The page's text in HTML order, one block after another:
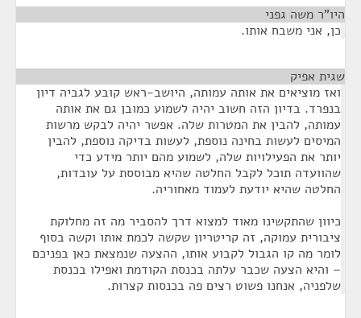
היו"ר משה גפני
כן, אני משבח אותו.
שגית אפיק
ואז מוציאים את אותה עמותה, היושב-ראש קובע לגביה דיון
בנפרד. בדיון הזה חשוב יהיה לשמוע כמובן גם את אותה
עמותה, להבין את המטרות שלה. אפשר יהיה לבקש מרשות
המיסים לעשות בחינה נוספת, לעשות בדיקה נוספת, להבין
יותר את הפעילויות שלה, לשמוע מהם יותר מידע כדי
שהוועדה תוכל לקבל החלטה שהיא מבוססת על עובדות,
החלטה שהיא יודעת לעמוד מאחוריה.
כיוון שהתקשינו מאוד למצוא דרך להסביר מה זה מחלוקת
ציבורית עמוקה, זה קריטריון שקשה לכמת אותו וקשה בסוף
לומר מה קו הגבול לקבוע אותו, ההצעה שנמצאת כאן בפניכם
– והיא הצעה שכבר עלתה בכנסת הקודמת ואפילו בכנסת
שלפניה, אנחנו פשוט רצים פה בכנסות קצרות.